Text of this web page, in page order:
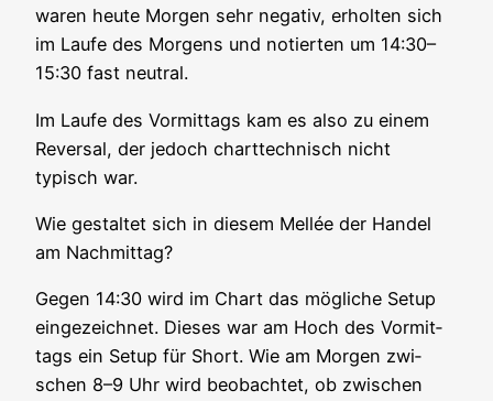
waren heu­te Mor­gen sehr nega­tiv, erhol­ten sich
im Lau­fe des Mor­gens und notier­ten um 14:30–
15:30 fast neutral.
Im Lau­fe des Vor­mit­tags kam es also zu einem
Rever­sal, der jedoch chart­tech­nisch nicht
typisch war.
Wie gestal­tet sich in die­sem Mel­lée der Han­del
am Nachmittag?
Gegen 14:30 wird im Chart das mög­li­che Set­up
ein­ge­zeich­net. Die­ses war am Hoch des Vor­mit­
tags ein Set­up für Short. Wie am Mor­gen zwi­
schen 8–9 Uhr wird beob­ach­tet, ob zwi­schen